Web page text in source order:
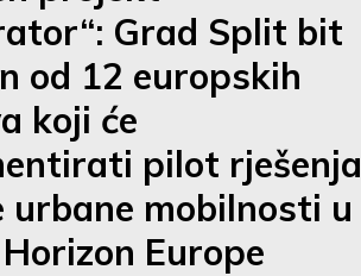
Grad Split bit
od 12 europskih
koji će
pilot rješenja
urbane mobilnosti u
Europe